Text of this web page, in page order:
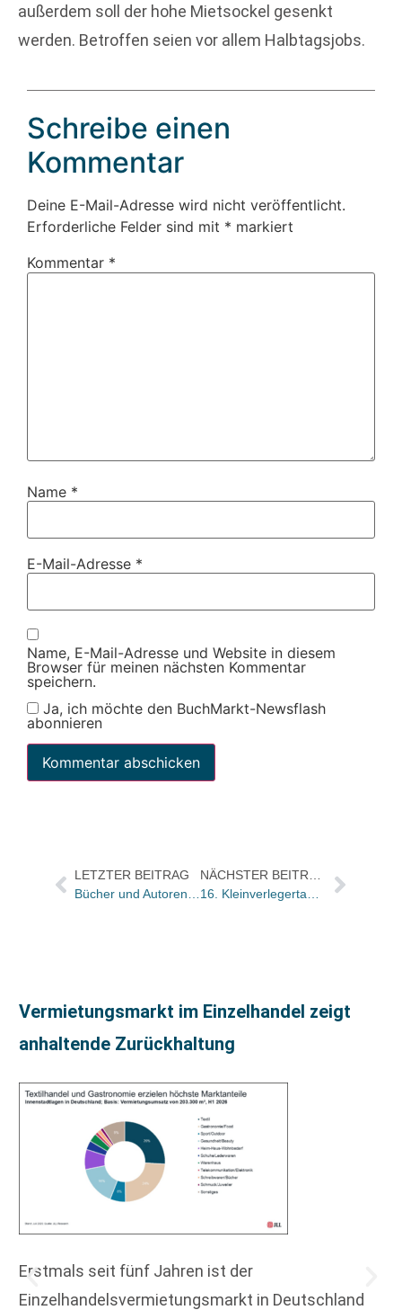
außerdem soll der hohe Mietsockel gesenkt
werden. Betroffen seien vor allem Halbtagsjobs.
Schreibe einen
Kommentar
Deine E-Mail-Adresse wird nicht veröffentlicht.
Erforderliche Felder sind mit * markiert
Kommentar *
Name *
E-Mail-Adresse *
Name, E-Mail-Adresse und Website in diesem
Browser für meinen nächsten Kommentar
speichern.
Ja, ich möchte den BuchMarkt-Newsflash
abonnieren
LETZTER BEITRAG
Vermietungsmarkt im Einzelhandel zeigt
anhaltende Zurückhaltung
Erstmals seit fünf Jahren ist der
Einzelhandelsvermietungsmarkt in Deutschland